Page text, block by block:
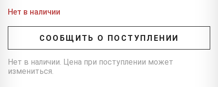
Нет в наличии
СООБЩИТЬ О ПОСТУПЛЕНИИ
Нет в наличии. Цена при поступлении может
измениться.